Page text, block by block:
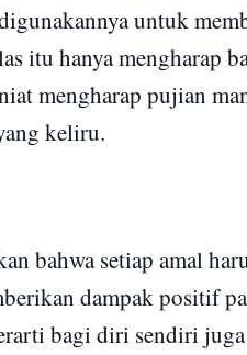
untuk
itu hanya mengharap
mengharap pujian
keliru.
bahwa setiap amal
dampak positif
bagi diri sendiri